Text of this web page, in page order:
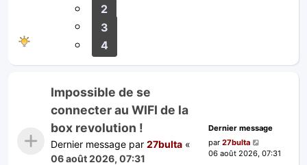
2
3
4
Impossible de se
connecter au WIFI de la
box revolution !
Dernier message par 27bulta «
06 août 2026, 07:31
Dernier message
par27bulta
06 août 2026, 07:31